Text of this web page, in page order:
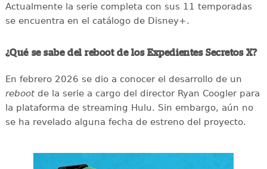
Actualmente la serie completa con sus 11 temporadas
se encuentra en el catálogo de Disney+.
¿Qué se sabe del reboot de los Expedientes Secretos X?
En febrero 2026 se dio a conocer el desarrollo de un
rebootde la serie a cargo del director Ryan Coogler para
la plataforma de streaming Hulu. Sin embargo, aún no
se ha revelado alguna fecha de estreno del proyecto.